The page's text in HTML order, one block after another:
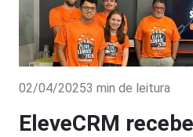
02/04/20253 min de leitura
EleveCRM